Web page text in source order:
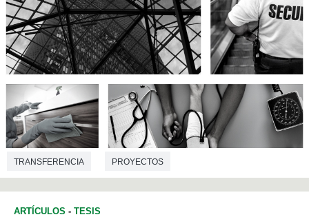
TRANSFERENCIA PROYECTOS
ARTÍCULOS - TESIS